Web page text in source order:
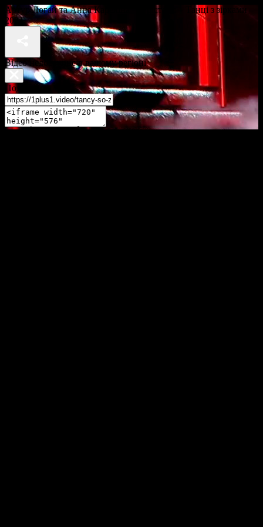
Артур Логай та Анна Кареліна – Фрістайл – Танці з зірками
2021
Відео недоступне в вашому регіоні
Поділитися